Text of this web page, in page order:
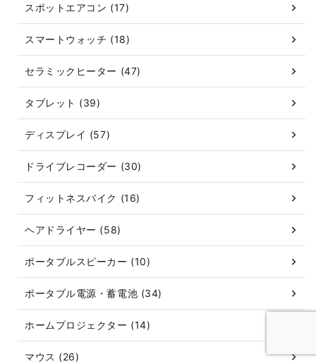
スポットエアコン (17)
スマートウォッチ (18)
セラミックヒーター (47)
タブレット (39)
ディスプレイ (57)
ドライブレコーダー (30)
フィットネスバイク (16)
ヘアドライヤー (58)
ポータブルスピーカー (10)
ポータブル電源・蓄電池 (34)
ホームプロジェクター (14)
マウス (26)